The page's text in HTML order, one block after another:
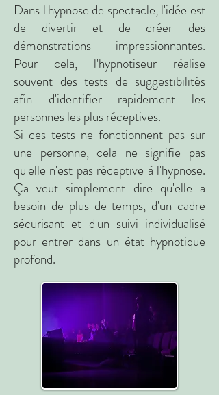
Dans l'hypnose de spectacle, l'idée est
de divertir et de créer des
démonstrations impressionnantes.
Pour cela, l'hypnotiseur réalise
souvent des tests de suggestibilités
afin d'identifier rapidement les
personnes les plus réceptives.
Si ces tests ne fonctionnent pas sur
une personne, cela ne signifie pas
qu'elle n'est pas réceptive à l'hypnose.
Ça veut simplement dire qu'elle a
besoin de plus de temps, d'un cadre
sécurisant et d'un suivi individualisé
pour entrer dans un état hypnotique
profond.